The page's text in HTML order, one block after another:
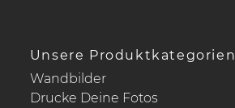
Unsere Produktkategorien
Wandbilder
Drucke Deine Fotos